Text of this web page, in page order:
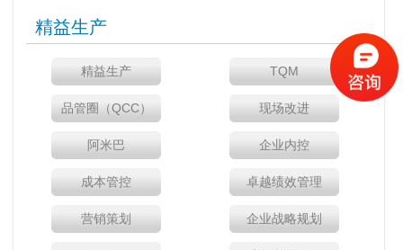
精益生产
精益生产 TQM
品管圈（QCC） 现场改进
阿米巴 企业内控
成本管控 卓越绩效管理
营销策划 企业战略规划